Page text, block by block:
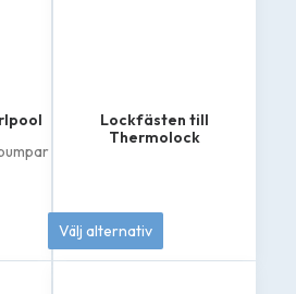
Lockfästen till
Thermolock
189kr
Välj alternativ
Den